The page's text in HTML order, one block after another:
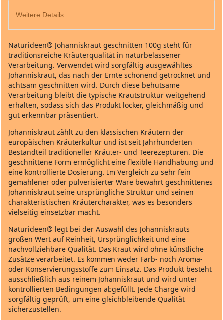
Weitere Details
Naturideen® Johanniskraut geschnitten 100g steht für
traditionsreiche Kräuterqualität in naturbelassener
Verarbeitung. Verwendet wird sorgfältig ausgewähltes
Johanniskraut, das nach der Ernte schonend getrocknet und
achtsam geschnitten wird. Durch diese behutsame
Verarbeitung bleibt die typische Krautstruktur weitgehend
erhalten, sodass sich das Produkt locker, gleichmäßig und
gut erkennbar präsentiert.
Johanniskraut zählt zu den klassischen Kräutern der
europäischen Kräuterkultur und ist seit Jahrhunderten
Bestandteil traditioneller Kräuter‑ und Teerezepturen. Die
geschnittene Form ermöglicht eine flexible Handhabung und
eine kontrollierte Dosierung. Im Vergleich zu sehr fein
gemahlener oder pulverisierter Ware bewahrt geschnittenes
Johanniskraut seine ursprüngliche Struktur und seinen
charakteristischen Kräutercharakter, was es besonders
vielseitig einsetzbar macht.
Naturideen® legt bei der Auswahl des Johanniskrauts
großen Wert auf Reinheit, Ursprünglichkeit und eine
nachvollziehbare Qualität. Das Kraut wird ohne künstliche
Zusätze verarbeitet. Es kommen weder Farb‑ noch Aroma‑
oder Konservierungsstoffe zum Einsatz. Das Produkt besteht
ausschließlich aus reinem Johanniskraut und wird unter
kontrollierten Bedingungen abgefüllt. Jede Charge wird
sorgfältig geprüft, um eine gleichbleibende Qualität
sicherzustellen.